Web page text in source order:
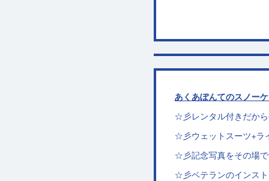
あくあぽんてのスノー
☆彡レンタル付きだか
☆彡ウェットスーツ+ラ
☆彡記念写真をその場
☆彡ベテランのインス